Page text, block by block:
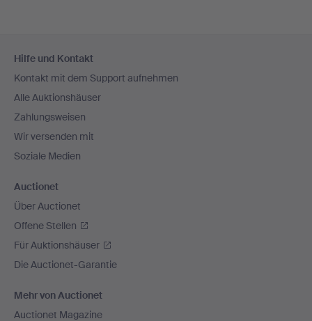
Navigation
Hilfe und Kontakt
Kontakt mit dem Support aufnehmen
Alle Auktionshäuser
Zahlungsweisen
Wir versenden mit
Soziale Medien
Auctionet
Über Auctionet
Offene Stellen
Für Auktionshäuser
Die Auctionet-Garantie
Mehr von Auctionet
Auctionet Magazine